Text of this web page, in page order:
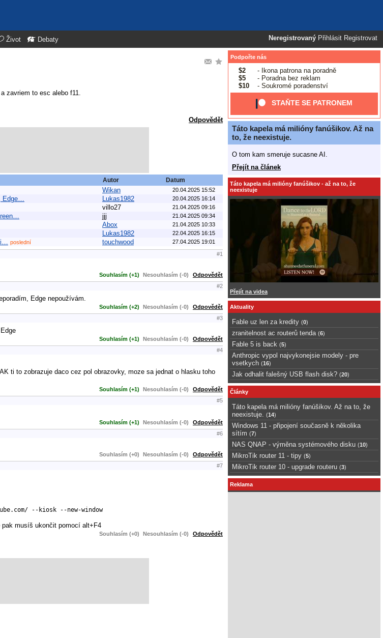
Neregistrovaný Přihlásit Registrovat
Život Debaty
zavriem to esc alebo f11.
Odpovědět
Autor Datum
Wikan 20.04.2025 15:52
Lukas1982 20.04.2025 16:14
villo27 21.04.2025 09:16
jjj 21.04.2025 09:34
Abox 21.04.2025 10:33
Lukas1982 22.04.2025 16:15
poslední touchwood 27.04.2025 19:01
#1
Souhlasím (+1) Nesouhlasím (-0) Odpovědět
#2
Edge nepoužívám.
Souhlasím (+2) Nesouhlasím (-0) Odpovědět
#3
Souhlasím (+1) Nesouhlasím (-0) Odpovědět
#4
ti to zobrazuje daco cez pol obrazovky, moze sa jednat o hlasku toho
Souhlasím (+1) Nesouhlasím (-0) Odpovědět
#5
Souhlasím (+1) Nesouhlasím (-0) Odpovědět
#6
Souhlasím (+0) Nesouhlasím (-0) Odpovědět
#7
--kiosk --new-window
musíš ukončit pomocí alt+F4
Souhlasím (+0) Nesouhlasím (-0) Odpovědět
Podpořte nás
$2
- Ikona patrona na poradně
$5
- Poradna bez reklam
$10
- Soukromé poradenství
STAŇTE SE PATRONEM
Táto kapela má milióny fanúšikov. Až na
to, že neexistuje.
O tom kam smeruje sucasne AI.
Přejít na článek
Táto kapela má milióny fanúšikov - až na to, že
neexistuje
Přejít na videa
Aktuality
Fable uz len za kredity (0)
zranitelnost ac routerů tenda (6)
Fable 5 is back (5)
Anthropic vypol najvykonejsie modely - pre
vsetkych (16)
Jak odhalit falešný USB flash disk? (20)
Články
Táto kapela má milióny fanúšikov. Až na to, že
neexistuje.
(14)
Windows 11 - připojení současně k několika
sítím (7)
NAS QNAP - výměna systémového disku (10)
MikroTik router 11 - tipy (5)
MikroTik router 10 - upgrade routeru (3)
Reklama